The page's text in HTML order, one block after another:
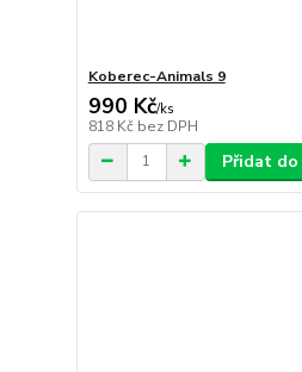
Koberec-Animals 9
990 Kč/ks
818 Kč bez DPH
Přidat do